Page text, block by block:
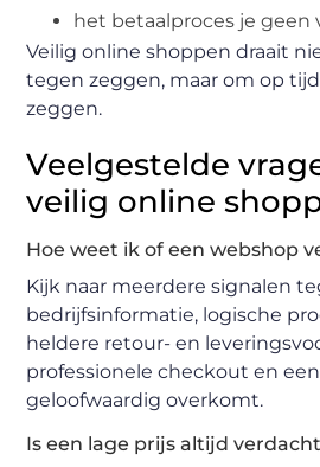
het betaalproces je
Veilig online shoppen draait
tegen zeggen, maar om op tijd
zeggen.
Veelgestelde
veilig online
Hoe weet ik of een webshop
Kijk naar meerdere signalen
bedrijfsinformatie, logische
heldere retour- en
professionele checkout en
geloofwaardig overkomt.
Is een lage prijs altijd